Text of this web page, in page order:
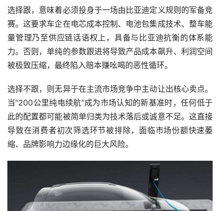
选择跟，意味着必须投身于一场由比亚迪定义规则的军备竞
赛。这要求车企在电芯成本控制、电池包集成技术、整车能
量管理乃至供应链话语权上，具备与比亚迪抗衡的体系能
力。否则，单纯的参数跟进将导致产品成本飙升、利润空间
被极致压缩，最终陷入赔本赚吆喝的恶性循环。
选择不跟，则无异于在主流市场竞争中主动让出核心卖点。
当“200公里纯电续航”成为市场认知的新基准时，任何低于
此的配置都可能被简单归类为技术落后或诚意不足。这直接
导致在消费者初次筛选环节被排除，面临市场份额快速萎
缩、品牌影响力边缘化的巨大风险。